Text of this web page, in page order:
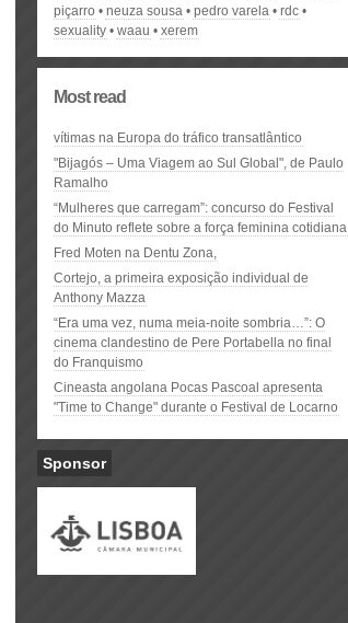
piçarro
neuza sousa pedro varela
rdc
sexuality
waau xerem
Most read
vítimas na Europa do tráfico transatlântico
"Bijagós – Uma Viagem ao Sul Global", de Paulo
Ramalho
“Mulheres que carregam”: concurso do Festival
do Minuto reflete sobre a força feminina cotidiana
Fred Moten na Dentu Zona,
Cortejo, a primeira exposição individual de
Anthony Mazza
“Era uma vez, numa meia-noite sombria…”: O
cinema clandestino de Pere Portabella no final
do Franquismo
Cineasta angolana Pocas Pascoal apresenta
"Time to Change" durante o Festival de Locarno
Sponsor